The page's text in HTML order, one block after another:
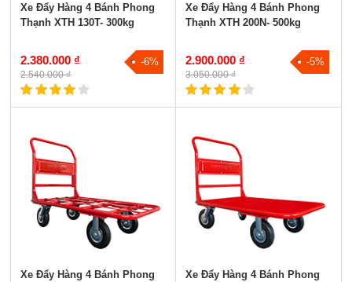
Xe Đẩy Hàng 4 Bánh Phong
Thạnh XTH 130T- 300kg
2.380.000 ₫
2.540.000 ₫
-6%
Xe Đẩy Hàng 4 Bánh Phong
Thạnh XTH 200N- 500kg
2.900.000 ₫
3.050.000 ₫
-5%
Xe Đẩy Hàng 4 Bánh Phong
Xe Đẩy Hàng 4 Bánh Phong